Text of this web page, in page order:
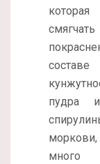
пудра
много